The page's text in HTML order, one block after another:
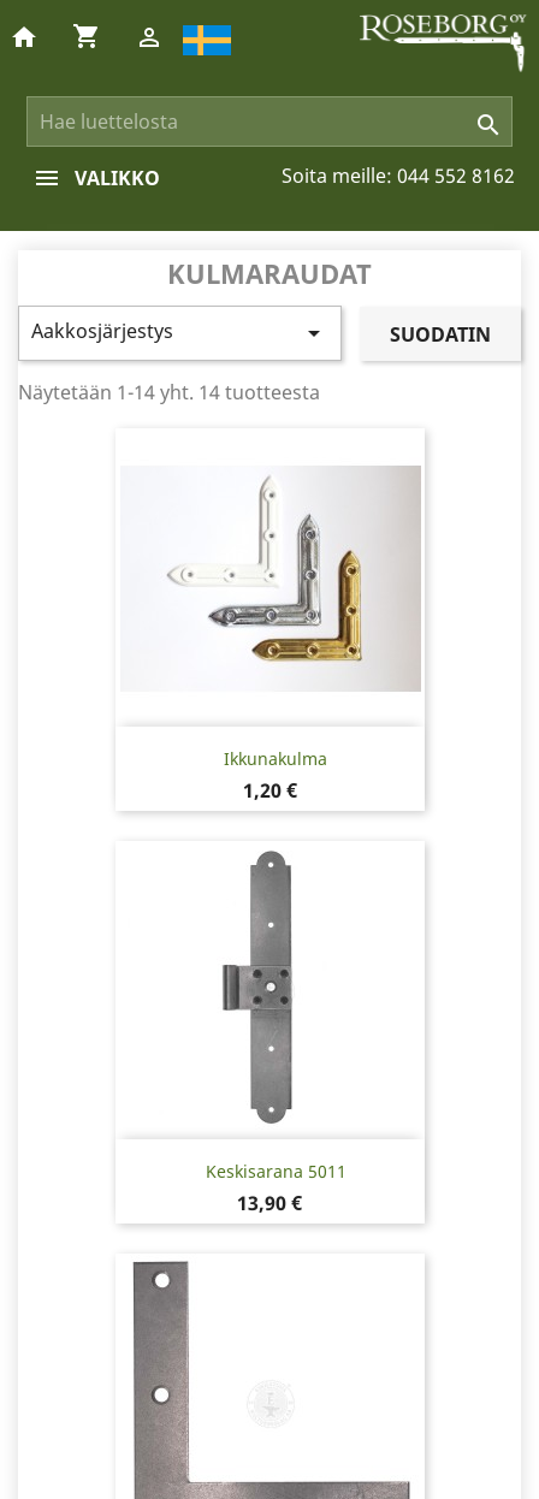

home shopping_cart 
Soita meille: 044 552 8162
VALIKKO
KULMARAUDAT
Aakkosjärjestys  SUODATIN
Näytetään 1-14 yht. 14 tuotteesta
Ikkunakulma
Hinta
1,20 €
Keskisarana 5011
Hinta
13,90 €